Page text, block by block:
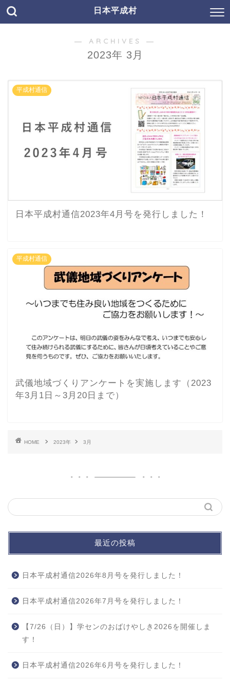
日本平成村
― ARCHIVES ―
2023年 3月
平成村通信
日本平成村通信2023年4月号を発行しました！
平成村通信
武儀地域づくりアンケートを実施します（2023
年3月1日～3月20日まで）
HOME 2023年 3月
最近の投稿
日本平成村通信2026年8月号を発行しました！
日本平成村通信2026年7月号を発行しました！
【7/26（日）】学センのおばけやしき2026を開催しま
す！
日本平成村通信2026年6月号を発行しました！